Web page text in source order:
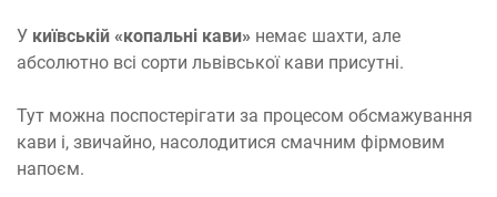
У київській «копальні кави» немає шахти, але
абсолютно всі сорти львівської кави присутні.
Тут можна поспостерігати за процесом обсмажування
кави і, звичайно, насолодитися смачним фірмовим
напоєм.